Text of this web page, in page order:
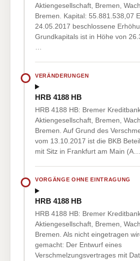
Aktiengesellschaft, Bremen,
Bremen. Kapital: 55.881.538,07
24.05.2017 beschlossene
Grundkapitals ist in Höhe von
…
VERÄNDERUNGEN
HRB 4188 HB
HRB 4188 HB: Bremer
Aktiengesellschaft, Bremen,
Bremen. Auf Grund des
vom 13.10.2017 ist die BKB
mit Sitz in Frankfurt am Main (A…
VORGÄNGE OHNE EINTRAGUNG
HRB 4188 HB
HRB 4188 HB: Bremer
Aktiengesellschaft, Bremen,
Bremen. Als nicht eingetragen
gemacht: Der Entwurf eines
Verschmelzungsvertrages mit